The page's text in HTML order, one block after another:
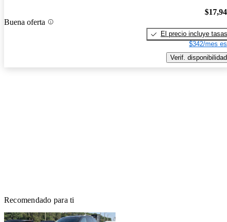
Buena oferta
El precio incluye tasas
$342/mes
Verif. disponibilidad
Recomendado para ti